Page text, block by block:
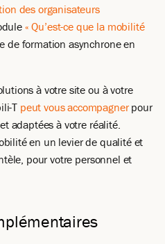
des organisateurs
« Qu’est-ce que la mobilité
de formation asynchrone en
à votre site ou à votre
T peut vous accompagnerpour
adaptées à votre réalité.
en un levier de qualité et
pour votre personnel et